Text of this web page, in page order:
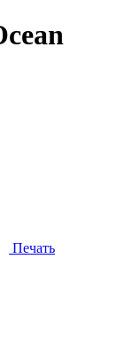
Печать